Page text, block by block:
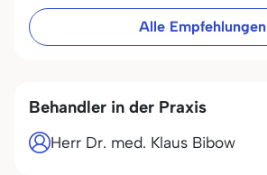
Alle Empfehlungen
Behandler in der Praxis
Herr Dr. med. Klaus Bibow